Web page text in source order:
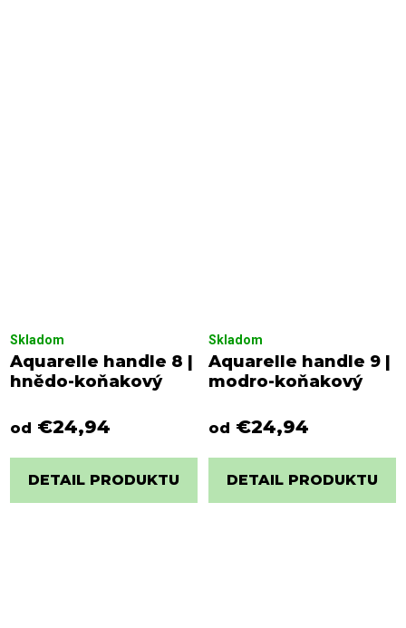
Aquarelle handle 8 |
hnědo-koňakový
Skladom
od €24,94
DETAIL PRODUKTU
Aquarelle handle 9 |
modro-koňakový
Skladom
od €24,94
DETAIL PRODUKTU